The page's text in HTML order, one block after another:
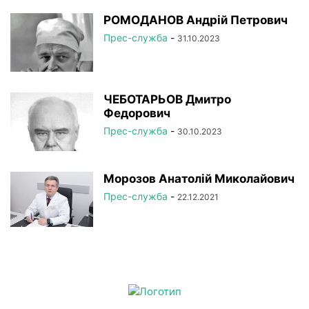
РОМОДАНОВ Андрій Петрович
Прес-служба - 31.10.2023
ЧЕБОТАРЬОВ Дмитро
Федорович
Прес-служба - 30.10.2023
Морозов Анатолій Миколайович
Прес-служба - 22.12.2021